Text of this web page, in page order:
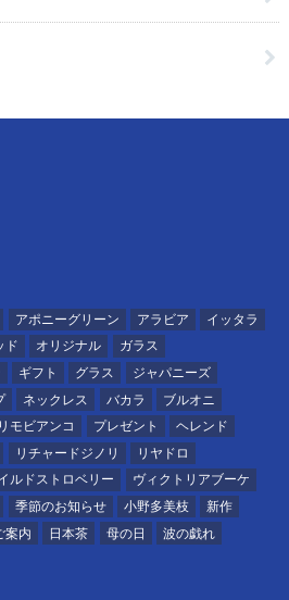
アポニーグリーン アラビア
イッタラ
ド オリジナル
ガラス
ギフト グラス
ジャパニーズ
ネックレス バカラ
ブルオニ
モビアンコ プレゼント
ヘレンド
リチャードジノリ
リヤドロ
ルドストロベリー
ヴィクトリアブーケ
季節のお知らせ 小野多美枝
新作
案内 日本茶 母の日
波の戯れ